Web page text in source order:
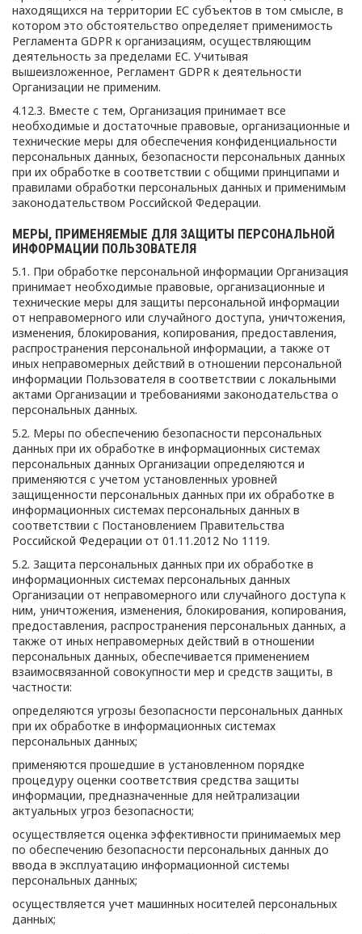
находящихся на территории ЕС субъектов в том смысле, в
котором это обстоятельство определяет применимость
Регламента GDPR к организациям, осуществляющим
деятельность за пределами ЕС. Учитывая
вышеизложенное, Регламент GDPR к деятельности
Организации не применим.
4.12.3. Вместе с тем, Организация принимает все
необходимые и достаточные правовые, организационные и
технические меры для обеспечения конфиденциальности
персональных данных, безопасности персональных данных
при их обработке в соответствии с общими принципами и
правилами обработки персональных данных и применимым
законодательством Российской Федерации.
МЕРЫ, ПРИМЕНЯЕМЫЕ ДЛЯ ЗАЩИТЫ ПЕРСОНАЛЬНОЙ
ИНФОРМАЦИИ ПОЛЬЗОВАТЕЛЯ
5.1. При обработке персональной информации Организация
принимает необходимые правовые, организационные и
технические меры для защиты персональной информации
от неправомерного или случайного доступа, уничтожения,
изменения, блокирования, копирования, предоставления,
распространения персональной информации, а также от
иных неправомерных действий в отношении персональной
информации Пользователя в соответствии с локальными
актами Организации и требованиями законодательства о
персональных данных.
5.2. Меры по обеспечению безопасности персональных
данных при их обработке в информационных системах
персональных данных Организации определяются и
применяются с учетом установленных уровней
защищенности персональных данных при их обработке в
информационных системах персональных данных в
соответствии с Постановлением Правительства
Российской Федерации от 01.11.2012 No 1119.
5.2. Защита персональных данных при их обработке в
информационных системах персональных данных
Организации от неправомерного или случайного доступа к
ним, уничтожения, изменения, блокирования, копирования,
предоставления, распространения персональных данных, а
также от иных неправомерных действий в отношении
персональных данных, обеспечивается применением
взаимосвязанной совокупности мер и средств защиты, в
частности:
определяются угрозы безопасности персональных данных
при их обработке в информационных системах
персональных данных;
применяются прошедшие в установленном порядке
процедуру оценки соответствия средства защиты
информации, предназначенные для нейтрализации
актуальных угроз безопасности;
осуществляется оценка эффективности принимаемых мер
по обеспечению безопасности персональных данных до
ввода в эксплуатацию информационной системы
персональных данных;
осуществляется учет машинных носителей персональных
данных;